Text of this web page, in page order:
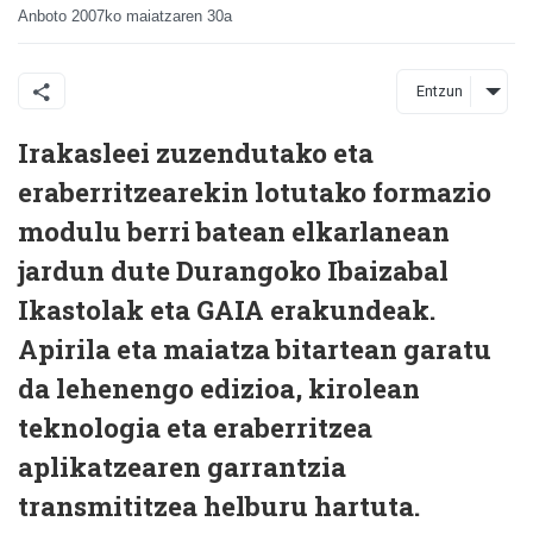
Anboto 2007ko maiatzaren 30a
Entzun
Irakasleei zuzendutako eta
eraberritzearekin lotutako formazio
modulu berri batean elkarlanean
jardun dute Durangoko Ibaizabal
Ikastolak eta GAIA erakundeak.
Apirila eta maiatza bitartean garatu
da lehenengo edizioa, kirolean
teknologia eta eraberritzea
aplikatzearen garrantzia
transmititzea helburu hartuta.